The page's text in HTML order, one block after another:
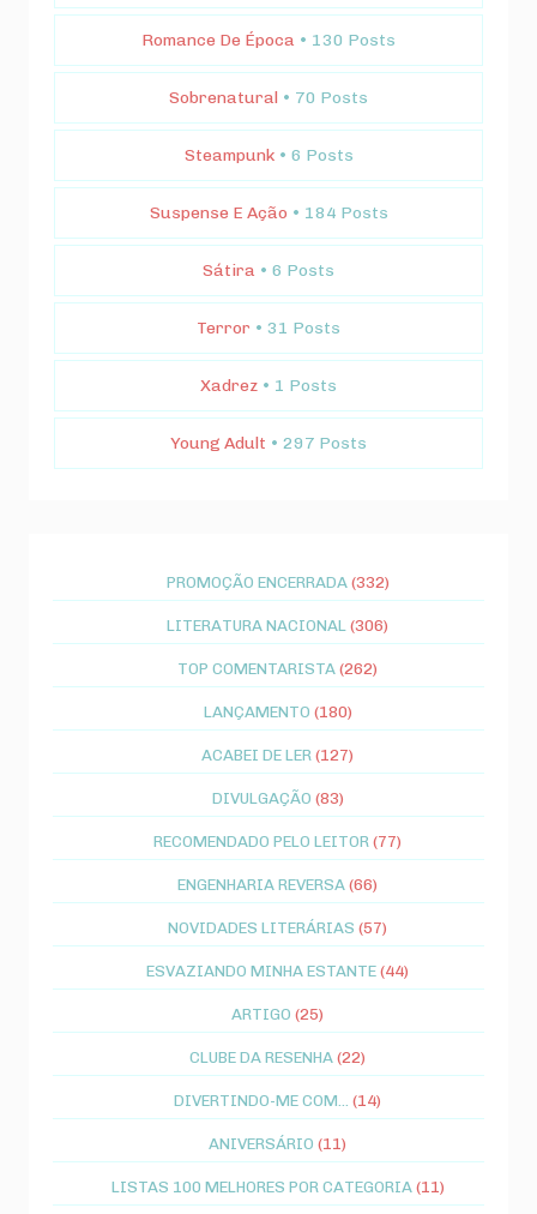
Romance De Época • 130 Posts
Sobrenatural • 70 Posts
Steampunk • 6 Posts
Suspense E Ação • 184 Posts
Sátira • 6 Posts
Terror • 31 Posts
Xadrez • 1 Posts
Young Adult • 297 Posts
PROMOÇÃO ENCERRADA (332)
LITERATURA NACIONAL (306)
TOP COMENTARISTA(262)
LANÇAMENTO (180)
ACABEI DE LER (127)
DIVULGAÇÃO (83)
RECOMENDADO PELO LEITOR (77)
ENGENHARIA REVERSA(66)
NOVIDADES LITERÁRIAS (57)
ESVAZIANDO MINHA ESTANTE(44)
ARTIGO (25)
CLUBE DA RESENHA(22)
DIVERTINDO-ME COM... (14)
ANIVERSÁRIO (11)
LISTAS 100 MELHORES POR CATEGORIA (11)